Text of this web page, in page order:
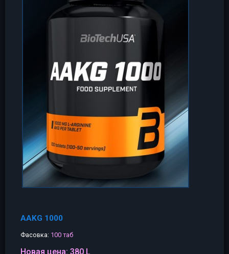
AAKG 1000
Фасовка: 100 таб
Новая цена: 380 L